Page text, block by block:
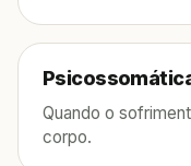
Quando o
corpo.